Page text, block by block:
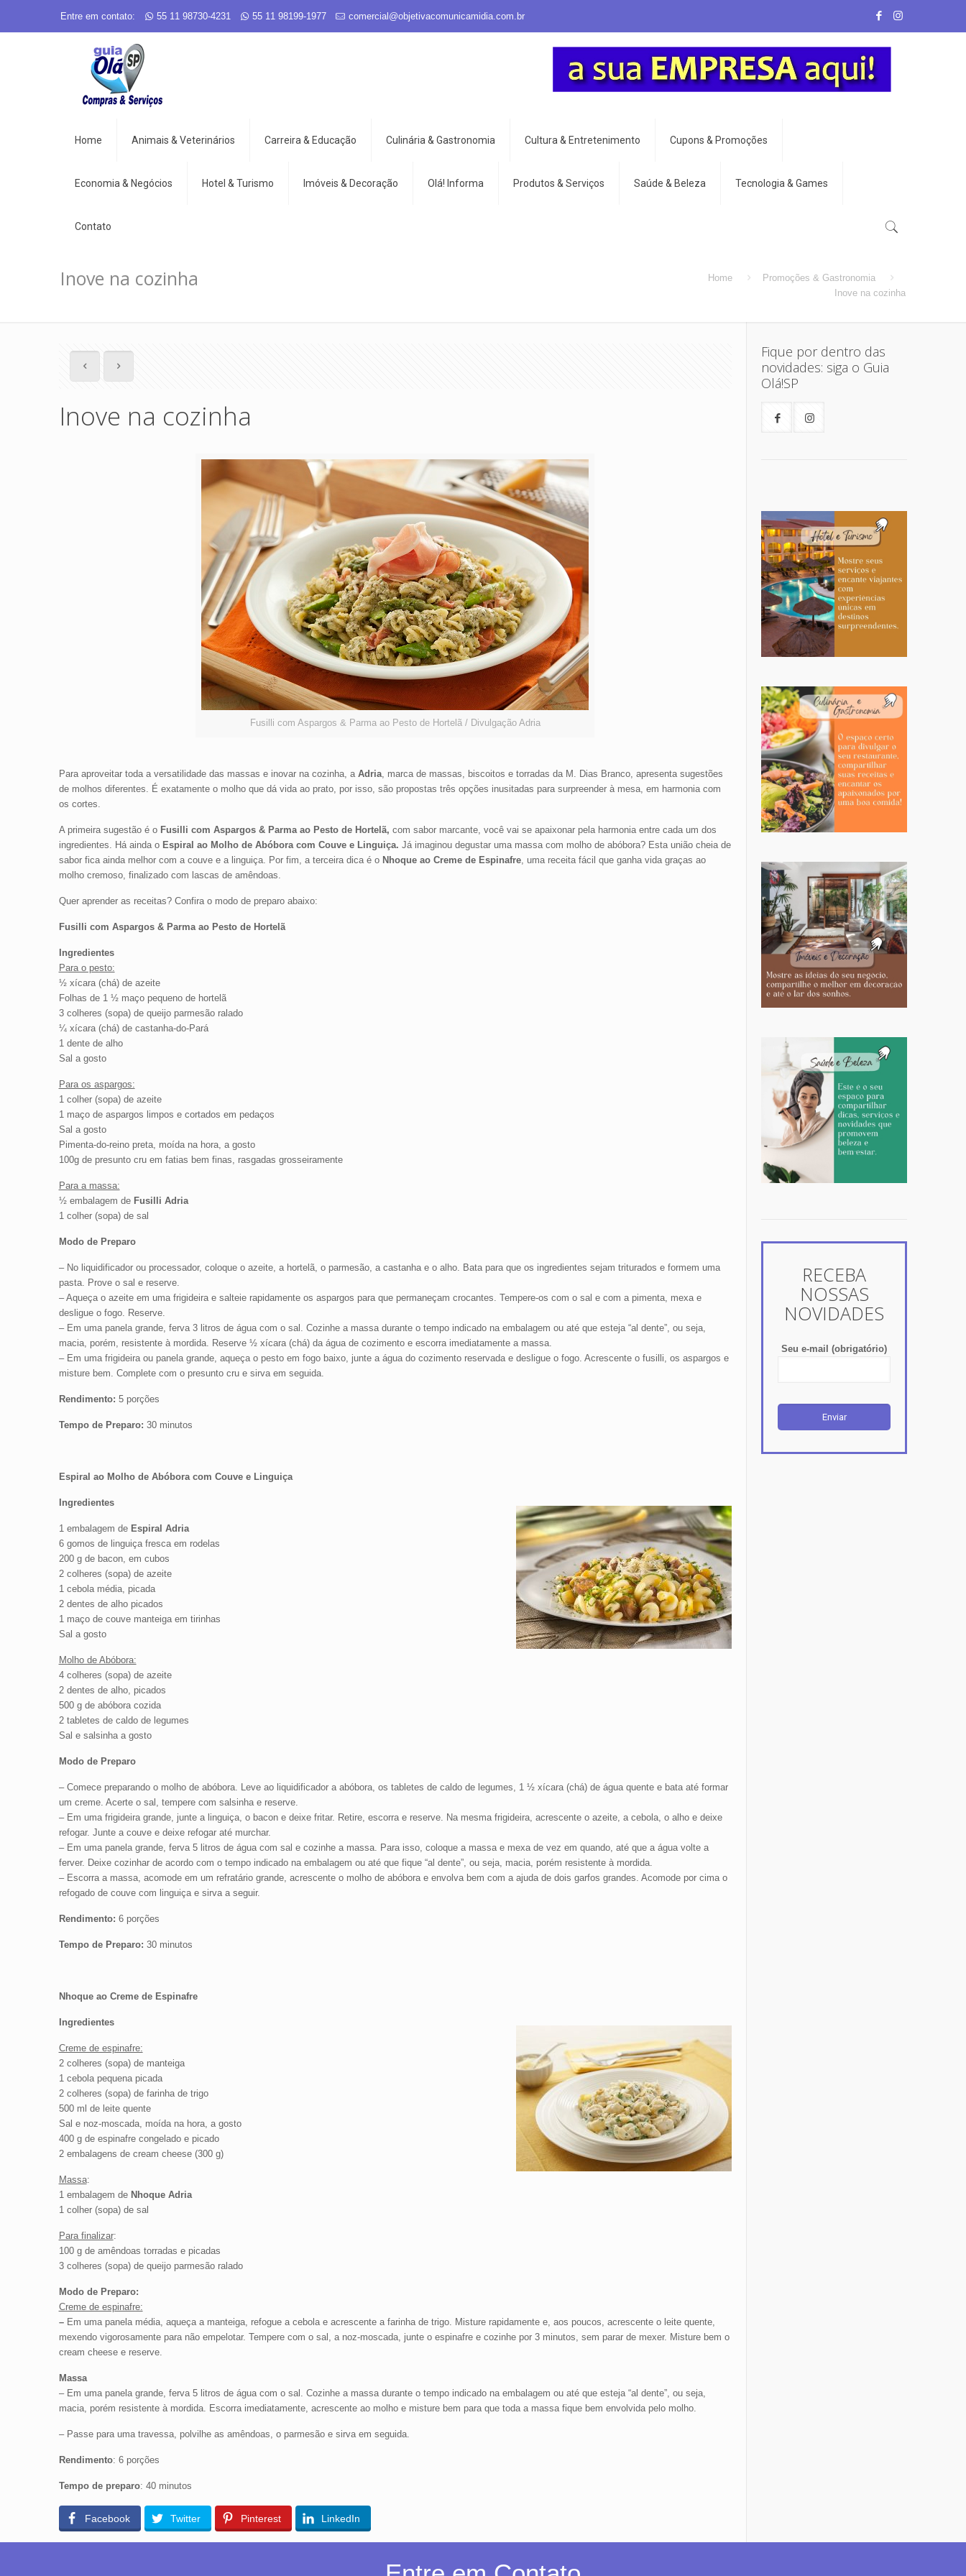
Entre em contato: 55 11 98730-4231 55 11 98199-1977 comercial@objetivacomunicamidia.com.br
Home Animais & Veterinários Carreira & Educação Culinária & Gastronomia Cultura & Entretenimento Cupons & Promoções
Economia & Negócios Hotel & Turismo Imóveis & Decoração Olá! Informa Produtos & Serviços Saúde & Beleza Tecnologia & Games
Contato
Inove na cozinha Home
Promoções & Gastronomia
Inove na cozinha
Inove na cozinha
Fusilli com Aspargos & Parma ao Pesto de Hortelã / Divulgação Adria
Para aproveitar toda a versatilidade das massas e inovar na cozinha, a Adria, marca de massas, biscoitos e torradas da M. Dias Branco, apresenta sugestões
de molhos diferentes. É exatamente o molho que dá vida ao prato, por isso, são propostas três opções inusitadas para surpreender à mesa, em harmonia com
os cortes.
A primeira sugestão é o Fusilli com Aspargos & Parma ao Pesto de Hortelã, com sabor marcante, você vai se apaixonar pela harmonia entre cada um dos
ingredientes. Há ainda o Espiral ao Molho de Abóbora com Couve e Linguiça. Já imaginou degustar uma massa com molho de abóbora? Esta união cheia de
sabor fica ainda melhor com a couve e a linguiça. Por fim, a terceira dica é o Nhoque ao Creme de Espinafre, uma receita fácil que ganha vida graças ao
molho cremoso, finalizado com lascas de amêndoas.
Quer aprender as receitas? Confira o modo de preparo abaixo:
Fusilli com Aspargos & Parma ao Pesto de Hortelã
Ingredientes
Para o pesto:
½ xícara (chá) de azeite
Folhas de 1 ½ maço pequeno de hortelã
3 colheres (sopa) de queijo parmesão ralado
¼ xícara (chá) de castanha-do-Pará
1 dente de alho
Sal a gosto
Para os aspargos:
1 colher (sopa) de azeite
1 maço de aspargos limpos e cortados em pedaços
Sal a gosto
Pimenta-do-reino preta, moída na hora, a gosto
100g de presunto cru em fatias bem finas, rasgadas grosseiramente
Para a massa:
½ embalagem de Fusilli Adria
1 colher (sopa) de sal
Modo de Preparo
– No liquidificador ou processador, coloque o azeite, a hortelã, o parmesão, a castanha e o alho. Bata para que os ingredientes sejam triturados e formem uma
pasta. Prove o sal e reserve.
– Aqueça o azeite em uma frigideira e salteie rapidamente os aspargos para que permaneçam crocantes. Tempere-os com o sal e com a pimenta, mexa e
desligue o fogo. Reserve.
– Em uma panela grande, ferva 3 litros de água com o sal. Cozinhe a massa durante o tempo indicado na embalagem ou até que esteja “al dente”, ou seja,
macia, porém, resistente à mordida. Reserve ½ xícara (chá) da água de cozimento e escorra imediatamente a massa.
– Em uma frigideira ou panela grande, aqueça o pesto em fogo baixo, junte a água do cozimento reservada e desligue o fogo. Acrescente o fusilli, os aspargos e
misture bem. Complete com o presunto cru e sirva em seguida.
Rendimento: 5 porções
Tempo de Preparo: 30 minutos
Espiral ao Molho de Abóbora com Couve e Linguiça
Ingredientes
1 embalagem de Espiral Adria
6 gomos de linguiça fresca em rodelas
200 g de bacon, em cubos
2 colheres (sopa) de azeite
1 cebola média, picada
2 dentes de alho picados
1 maço de couve manteiga em tirinhas
Sal a gosto
Molho de Abóbora:
4 colheres (sopa) de azeite
2 dentes de alho, picados
500 g de abóbora cozida
2 tabletes de caldo de legumes
Sal e salsinha a gosto
Modo de Preparo
– Comece preparando o molho de abóbora. Leve ao liquidificador a abóbora, os tabletes de caldo de legumes, 1 ½ xícara (chá) de água quente e bata até formar
um creme. Acerte o sal, tempere com salsinha e reserve.
– Em uma frigideira grande, junte a linguiça, o bacon e deixe fritar. Retire, escorra e reserve. Na mesma frigideira, acrescente o azeite, a cebola, o alho e deixe
refogar. Junte a couve e deixe refogar até murchar.
– Em uma panela grande, ferva 5 litros de água com sal e cozinhe a massa. Para isso, coloque a massa e mexa de vez em quando, até que a água volte a
ferver. Deixe cozinhar de acordo com o tempo indicado na embalagem ou até que fique “al dente”, ou seja, macia, porém resistente à mordida.
– Escorra a massa, acomode em um refratário grande, acrescente o molho de abóbora e envolva bem com a ajuda de dois garfos grandes. Acomode por cima o
refogado de couve com linguiça e sirva a seguir.
Rendimento: 6 porções
Tempo de Preparo: 30 minutos
Nhoque ao Creme de Espinafre
Ingredientes
Creme de espinafre:
2 colheres (sopa) de manteiga
1 cebola pequena picada
2 colheres (sopa) de farinha de trigo
500 ml de leite quente
Sal e noz-moscada, moída na hora, a gosto
400 g de espinafre congelado e picado
2 embalagens de cream cheese (300 g)
Massa:
1 embalagem de Nhoque Adria
1 colher (sopa) de sal
Para finalizar:
100 g de amêndoas torradas e picadas
3 colheres (sopa) de queijo parmesão ralado
Modo de Preparo:
Creme de espinafre:
– Em uma panela média, aqueça a manteiga, refogue a cebola e acrescente a farinha de trigo. Misture rapidamente e, aos poucos, acrescente o leite quente,
mexendo vigorosamente para não empelotar. Tempere com o sal, a noz-moscada, junte o espinafre e cozinhe por 3 minutos, sem parar de mexer. Misture bem o
cream cheese e reserve.
Massa
– Em uma panela grande, ferva 5 litros de água com o sal. Cozinhe a massa durante o tempo indicado na embalagem ou até que esteja “al dente”, ou seja,
macia, porém resistente à mordida. Escorra imediatamente, acrescente ao molho e misture bem para que toda a massa fique bem envolvida pelo molho.
– Passe para uma travessa, polvilhe as amêndoas, o parmesão e sirva em seguida.
Rendimento: 6 porções
Tempo de preparo: 40 minutos
Facebook Twitter Pinterest LinkedIn
Fique por dentro das
novidades: siga o Guia
Olá!SP
RECEBA
NOSSAS
NOVIDADES
Seu e-mail (obrigatório)